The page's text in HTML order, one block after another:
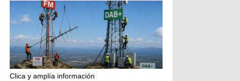
Clica y amplía información